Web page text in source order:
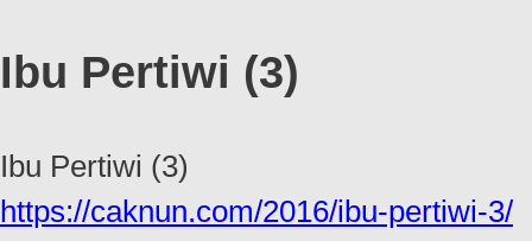
Ibu Pertiwi (3)
Ibu Pertiwi (3)
https://caknun.com/2016/ibu-pertiwi-3/